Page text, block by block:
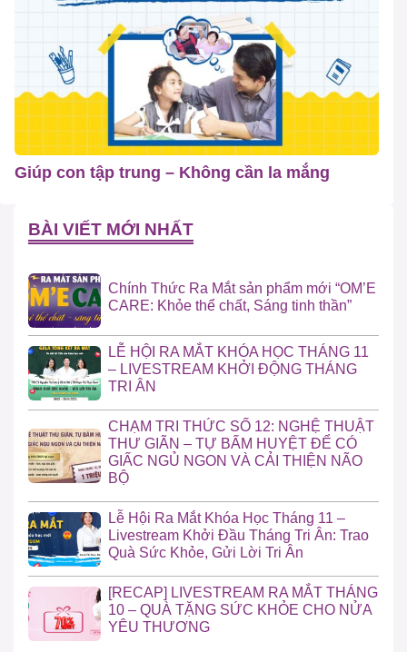
Giúp con tập trung – Không cần la mắng
BÀI VIẾT MỚI NHẤT
Chính Thức Ra Mắt sản phẩm mới “OM’E
CARE: Khỏe thể chất, Sáng tinh thần”
LỄ HỘI RA MẮT KHÓA HỌC THÁNG 11
– LIVESTREAM KHỞI ĐỘNG THÁNG
TRI ÂN
CHẠM TRI THỨC SỐ 12: NGHỆ THUẬT
THƯ GIÃN – TỰ BẤM HUYỆT ĐỂ CÓ
GIẤC NGỦ NGON VÀ CẢI THIỆN NÃO
BỘ
Lễ Hội Ra Mắt Khóa Học Tháng 11 –
Livestream Khởi Đầu Tháng Tri Ân: Trao
Quà Sức Khỏe, Gửi Lời Tri Ân
[RECAP] LIVESTREAM RA MẮT THÁNG
10 – QUÀ TẶNG SỨC KHỎE CHO NỬA
YÊU THƯƠNG